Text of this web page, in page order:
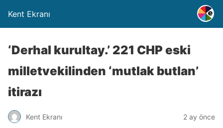
Kent Ekranı
‘Derhal kurultay.’ 221 CHP eski
milletvekilinden ‘mutlak butlan’
itirazı
Kent Ekranı 2 ay önce